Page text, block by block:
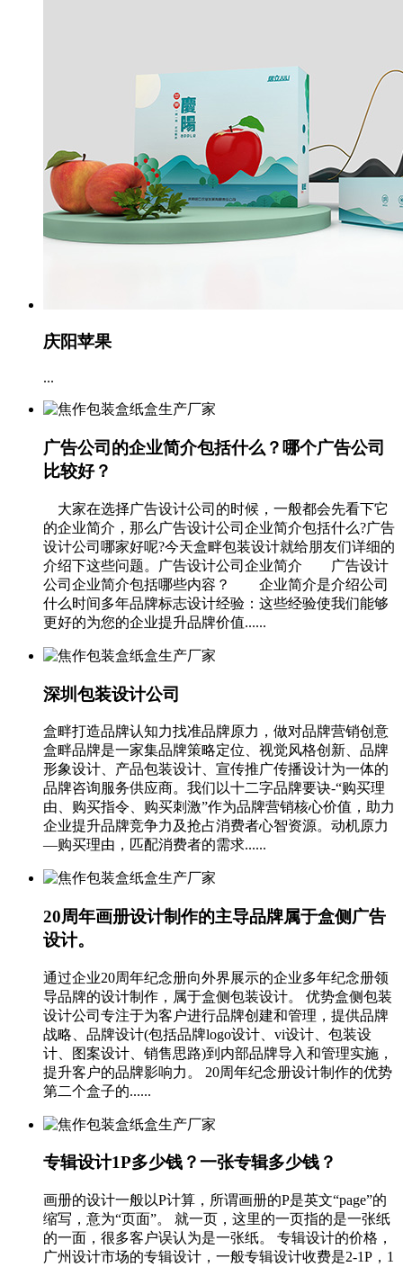
庆阳苹果
...
广告公司的企业简介包括什么？哪个广告公司
比较好？
大家在选择广告设计公司的时候，一般都会先看下它
的企业简介，那么广告设计公司企业简介包括什么?广告
设计公司哪家好呢?今天盒畔包装设计就给朋友们详细的
介绍下这些问题。广告设计公司企业简介 广告设计
公司企业简介包括哪些内容？ 企业简介是介绍公司
什么时间多年品牌标志设计经验：这些经验使我们能够
更好的为您的企业提升品牌价值......
深圳包装设计公司
盒畔打造品牌认知力找准品牌原力，做对品牌营销创意
盒畔品牌是一家集品牌策略定位、视觉风格创新、品牌
形象设计、产品包装设计、宣传推广传播设计为一体的
品牌咨询服务供应商。我们以十二字品牌要诀-“购买理
由、购买指令、购买刺激”作为品牌营销核心价值，助力
企业提升品牌竞争力及抢占消费者心智资源。动机原力
—购买理由，匹配消费者的需求......
20周年画册设计制作的主导品牌属于盒侧广告
设计。
通过企业20周年纪念册向外界展示的企业多年纪念册领
导品牌的设计制作，属于盒侧包装设计。 优势盒侧包装
设计公司专注于为客户进行品牌创建和管理，提供品牌
战略、品牌设计(包括品牌logo设计、vi设计、包装设
计、图案设计、销售思路)到内部品牌导入和管理实施，
提升客户的品牌影响力。 20周年纪念册设计制作的优势
第二个盒子的......
专辑设计1P多少钱？一张专辑多少钱？
画册的设计一般以P计算，所谓画册的P是英文“page”的
缩写，意为“页面”。 就一页，这里的一页指的是一张纸
的一面，很多客户误认为是一张纸。 专辑设计的价格，
广州设计市场的专辑设计，一般专辑设计收费是2-1P，1